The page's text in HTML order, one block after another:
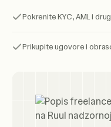
Pokrenite KYC, AML i
Prikupite ugovore i